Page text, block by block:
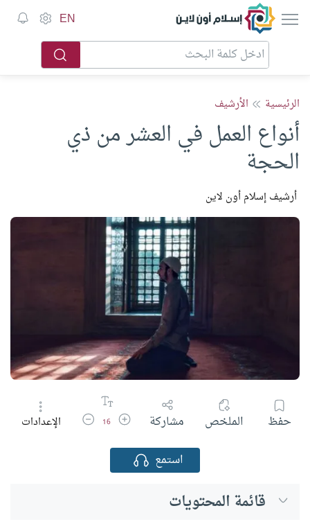
إسلام أون لاين EN
الرئيسية الأرشيف
أنواع العمل في العشر من ذي
الحجة
أرشيف إسلام أون لاين
حفظ الملخص مشاركة زيادة حجم الخط
16 تقليل حجم الخط
الإعدادات
استمع
قائمة المحتويات